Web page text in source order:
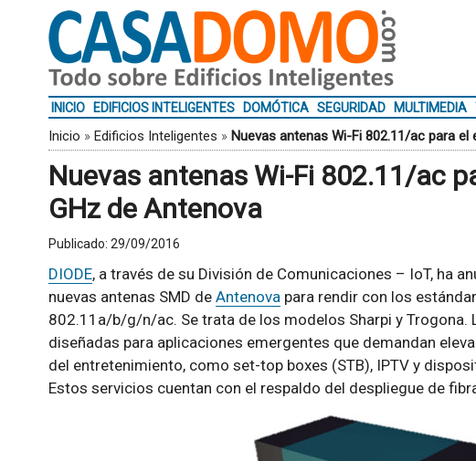
INICIO EDIFICIOS INTELIGENTES DOMÓTICA SEGURIDAD MULTIMEDIA
Inicio » Edificios Inteligentes » Nuevas antenas Wi-Fi 802.11/ac para
Nuevas antenas Wi-Fi 802.11/ac
GHz de Antenova
Publicado: 29/09/2016
DIODE, a través de su División de Comunicaciones – IoT, ha
nuevas antenas SMD de Antenovapara rendir con los
802.11a/b/g/n/ac. Se trata de los modelos Sharpi y Trogona.
diseñadas para aplicaciones emergentes que demandan
del entretenimiento, como set-top boxes (STB), IPTV y
Estos servicios cuentan con el respaldo del despliegue de